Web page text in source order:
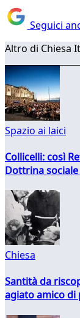
Seguici
Altro di Chiesa
Spazio ai laici
Collicelli: così
Dottrina sociale
Chiesa
Santità da
agiato amico di